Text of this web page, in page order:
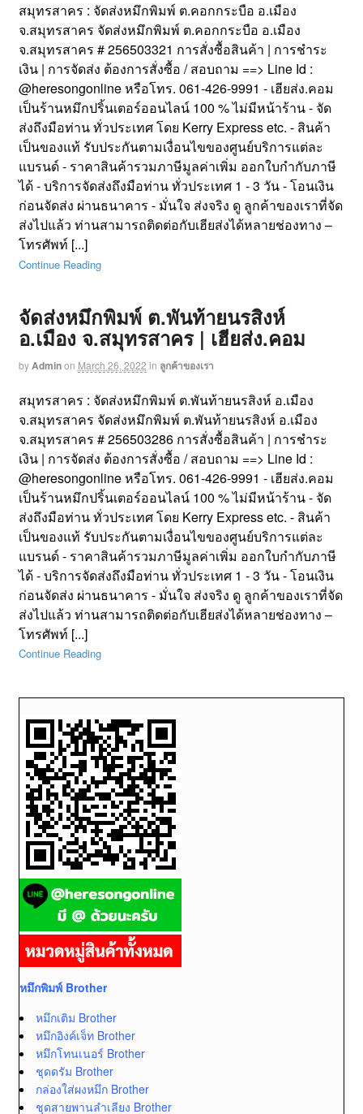
สมุทรสาคร : จัดส่งหมึกพิมพ์ ต.คอกกระบือ อ.เมือง
จ.สมุทรสาคร จัดส่งหมึกพิมพ์ ต.คอกกระบือ อ.เมือง
จ.สมุทรสาคร # 256503321 การสั่งซื้อสินค้า | การชำระ
เงิน | การจัดส่ง ต้องการสั่งซื้อ / สอบถาม ==> Line Id :
@heresongonline หรือโทร. 061-426-9991 - เฮียส่ง.คอม
เป็นร้านหมึกปริ้นเตอร์ออนไลน์ 100 % ไม่มีหน้าร้าน - จัด
ส่งถึงมือท่าน ทั่วประเทศ โดย Kerry Express etc. - สินค้า
เป็นของแท้ รับประกันตามเงื่อนไขของศูนย์บริการแต่ละ
แบรนด์ - ราคาสินค้ารวมภาษีมูลค่าเพิ่ม ออกใบกำกับภาษี
ได้ - บริการจัดส่งถึงมือท่าน ทั่วประเทศ 1 - 3 วัน - โอนเงิน
ก่อนจัดส่ง ผ่านธนาคาร - มั่นใจ ส่งจริง ดู ลูกค้าของเราที่จัด
ส่งไปแล้ว ท่านสามารถติดต่อกับเฮียส่งได้หลายช่องทาง –
โทรศัพท์ [...]
Continue Reading
จัดส่งหมึกพิมพ์ ต.พันท้ายนรสิงห์
อ.เมือง จ.สมุทรสาคร | เฮียส่ง.คอม
byAdminon March 26, 2022 in ลูกค้าของเรา
สมุทรสาคร : จัดส่งหมึกพิมพ์ ต.พันท้ายนรสิงห์ อ.เมือง
จ.สมุทรสาคร จัดส่งหมึกพิมพ์ ต.พันท้ายนรสิงห์ อ.เมือง
จ.สมุทรสาคร # 256503286 การสั่งซื้อสินค้า | การชำระ
เงิน | การจัดส่ง ต้องการสั่งซื้อ / สอบถาม ==> Line Id :
@heresongonline หรือโทร. 061-426-9991 - เฮียส่ง.คอม
เป็นร้านหมึกปริ้นเตอร์ออนไลน์ 100 % ไม่มีหน้าร้าน - จัด
ส่งถึงมือท่าน ทั่วประเทศ โดย Kerry Express etc. - สินค้า
เป็นของแท้ รับประกันตามเงื่อนไขของศูนย์บริการแต่ละ
แบรนด์ - ราคาสินค้ารวมภาษีมูลค่าเพิ่ม ออกใบกำกับภาษี
ได้ - บริการจัดส่งถึงมือท่าน ทั่วประเทศ 1 - 3 วัน - โอนเงิน
ก่อนจัดส่ง ผ่านธนาคาร - มั่นใจ ส่งจริง ดู ลูกค้าของเราที่จัด
ส่งไปแล้ว ท่านสามารถติดต่อกับเฮียส่งได้หลายช่องทาง –
โทรศัพท์ [...]
Continue Reading
หมึกพิมพ์ Brother
หมึกเติม Brother
หมึกอิงค์เจ็ท Brother
หมึกโทนเนอร์ Brother
ชุดดรัม Brother
กล่องใส่ผงหมึก Brother
ชุดสายพานลำเลียง Brother